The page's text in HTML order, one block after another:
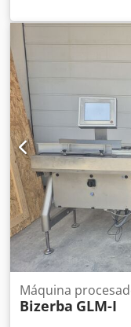
Cinta Intralox 1350
defectuosos en
Año de construcción
Máquina
Bizerba GLM-I